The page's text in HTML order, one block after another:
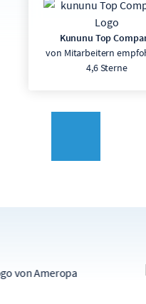
Kununu Top
von Mitarbeitern
4,6 Sterne